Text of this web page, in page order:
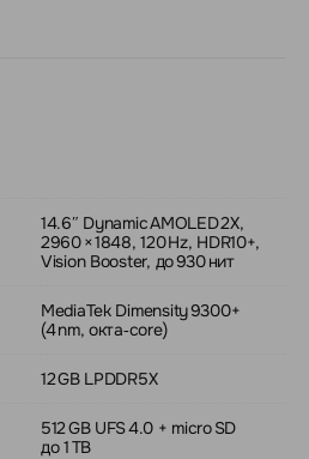
14.6″ Dynamic AMOLED 2X,
2960 × 1848, 120 Hz, HDR10+,
Vision Booster, до 930 нит
MediaTek Dimensity 9300+
(4 nm, октa‑core)
12 GB LPDDR5X
512 GB UFS 4.0 + micro SD
до 1 TB